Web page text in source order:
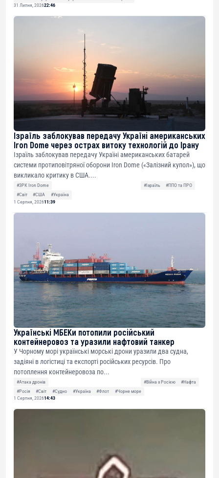
31 Липня, 202622:46
Ізраїль заблокував передачу Україні американських
Iron Dome через острах витоку технологій до Ірану
Ізраїль заблокував передачу Україні американських батарей
системи протиповітряної оборони Iron Dome («Залізний купол»), що
викликало критику в США....
#ЗРК Iron Dome #Ізраїль
#ППО та ПРО
#Світ
#США
#Україна
1 Серпня, 202611:39
Українські МБЕКи потопили російський
контейнеровоз та уразили нафтовий танкер
У Чорному морі українські морські дрони уразили два судна,
задіяні в логістиці та експорті російських ресурсів. Про
потоплення контейнеровоза по...
#Атака дронів #Війна з Росією
#Нафта
#Росія
#Світ #Судно #Україна #Флот
#Чорне море
1 Серпня, 202614:43